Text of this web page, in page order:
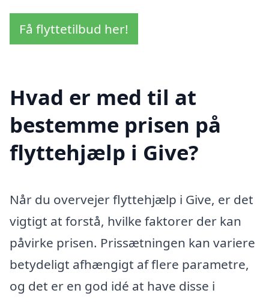
Få flyttetilbud her!
Hvad er med til at
bestemme prisen på
flyttehjælp i Give?
Når du overvejer flyttehjælp i Give, er det
vigtigt at forstå, hvilke faktorer der kan
påvirke prisen. Prissætningen kan variere
betydeligt afhængigt af flere parametre,
og det er en god idé at have disse i